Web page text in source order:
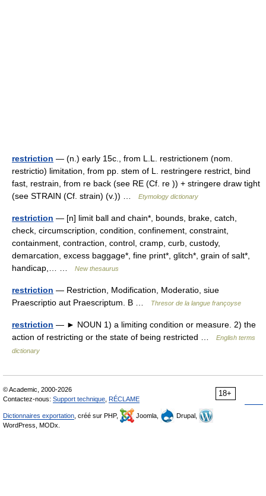
restriction — (n.) early 15c., from L.L. restrictionem (nom.
restrictio) limitation, from pp. stem of L. restringere restrict, bind
fast, restrain, from re back (see RE (Cf. re )) + stringere draw tight
(see STRAIN (Cf. strain) (v.)) …
Etymology dictionary
restriction — [n] limit ball and chain*, bounds, brake, catch,
check, circumscription, condition, confinement, constraint,
containment, contraction, control, cramp, curb, custody,
demarcation, excess baggage*, fine print*, glitch*, grain of salt*,
handicap,… …
New thesaurus
restriction — Restriction, Modification, Moderatio, siue
Praescriptio aut Praescriptum. B …
Thresor de la langue françoyse
restriction — ► NOUN 1) a limiting condition or measure. 2) the
action of restricting or the state of being restricted …
English terms
dictionary
18+
© Academic, 2000-2026
Contactez-nous: Support technique RÉCLAME
Dictionnaires exportation , créé sur PHP, Joomla,
Drupal,
WordPress, MODx.